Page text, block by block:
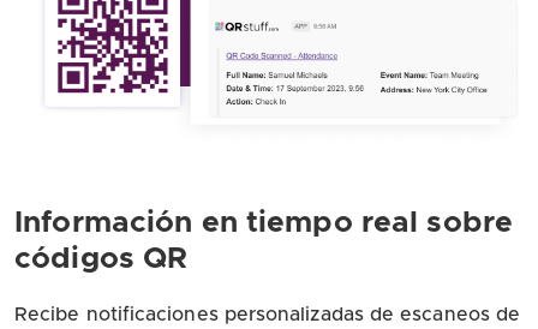
Información en tiempo real sobre
códigos QR
Recibe notificaciones personalizadas de escaneos de